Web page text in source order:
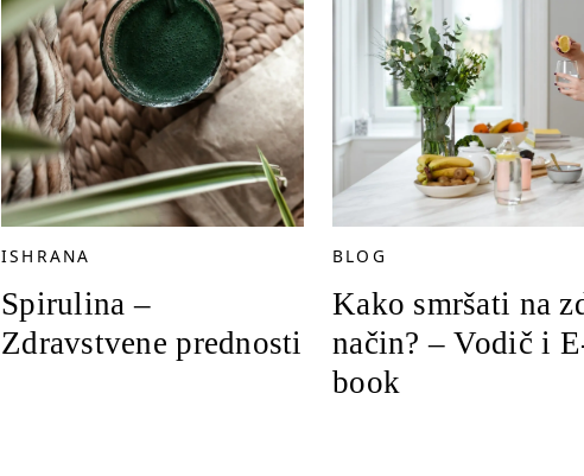
ISHRANA
Spirulina –
Zdravstvene prednosti
BLOG
Kako smršati na
način? – Vodič i
book